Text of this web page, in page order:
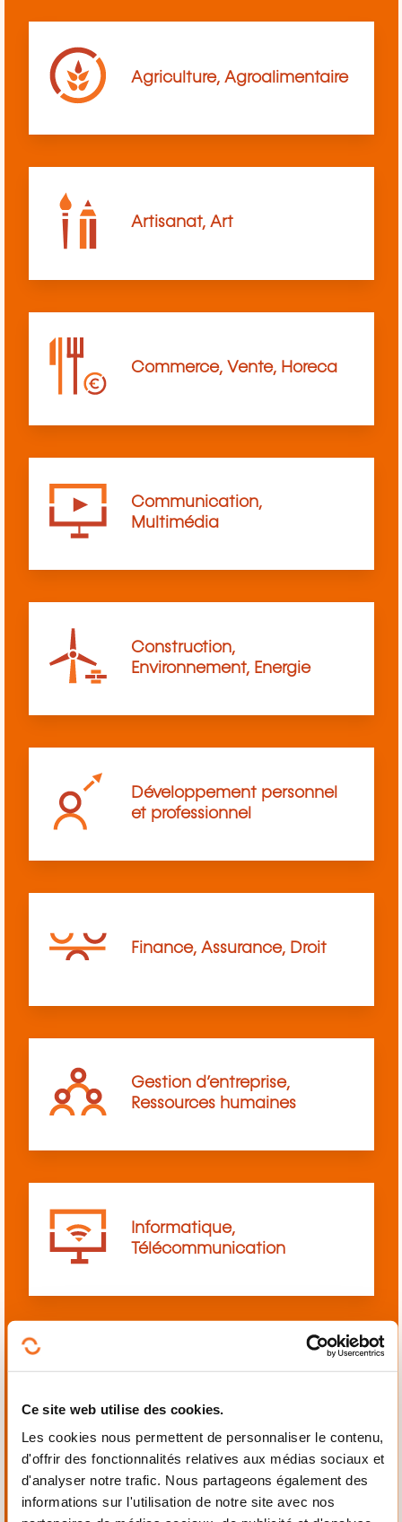
Ce site web utilise des cookies.
Les cookies nous permettent de personnaliser le contenu,
d'offrir des fonctionnalités relatives aux médias sociaux et
d'analyser notre trafic. Nous partageons également des
informations sur l'utilisation de notre site avec nos
Agriculture, Agroalimentaire
Artisanat, Art
Commerce, Vente, Horeca
Communication,
Multimédia
Construction,
Environnement, Energie
Développement personnel
et professionnel
Finance, Assurance, Droit
Gestion d’entreprise,
Ressources humaines
Informatique,
Télécommunication
Mécanique,